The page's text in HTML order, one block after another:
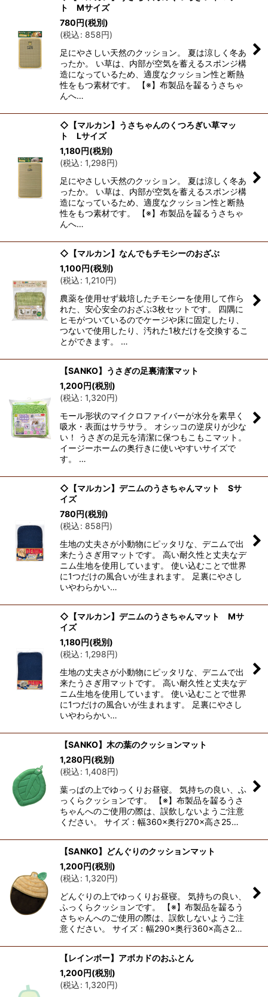
ト Mサイズ
780円(税別)
(税込: 858円)
足にやさしい天然のクッション。 夏は涼しく冬あ
ったか。 い草は、内部が空気を蓄えるスポンジ構
造になっているため、適度なクッション性と断熱
性をもつ素材です。 【※】布製品を齧るうさちゃ
んへ…
◇【マルカン】うさちゃんのくつろぎい草マッ
ト Lサイズ
1,180円(税別)
(税込: 1,298円)
足にやさしい天然のクッション。 夏は涼しく冬あ
ったか。 い草は、内部が空気を蓄えるスポンジ構
造になっているため、適度なクッション性と断熱
性をもつ素材です。 【※】布製品を齧るうさちゃ
んへ…
◇【マルカン】なんでもチモシーのおざぶ
1,100円(税別)
(税込: 1,210円)
農薬を使用せず栽培したチモシーを使用して作ら
れた、安心安全のおざぶ3枚セットです。 四隅に
ヒモがついているのでケージや床に固定したり、
つないで使用したり、汚れた1枚だけを交換するこ
とができます。 …
【SANKO】うさぎの足裏清潔マット
1,200円(税別)
(税込: 1,320円)
モール形状のマイクロファイバーが水分を素早く
吸水・表面はサラサラ。 オシッコの逆戻りが少な
い！ うさぎの足元を清潔に保つもこもこマット。
イージーホームの奥行きに使いやすいサイズで
す。 …
◇【マルカン】デニムのうさちゃんマット Sサ
イズ
780円(税別)
(税込: 858円)
生地の丈夫さが小動物にピッタリな、デニムで出
来たうさぎ用マットです。 高い耐久性と丈夫なデ
ニム生地を使用しています。 使い込むことで世界
に1つだけの風合いが生まれます。 足裏にやさし
いやわらかい…
◇【マルカン】デニムのうさちゃんマット Mサ
イズ
1,180円(税別)
(税込: 1,298円)
生地の丈夫さが小動物にピッタリな、デニムで出
来たうさぎ用マットです。 高い耐久性と丈夫なデ
ニム生地を使用しています。 使い込むことで世界
に1つだけの風合いが生まれます。 足裏にやさし
いやわらかい…
【SANKO】木の葉のクッションマット
1,280円(税別)
(税込: 1,408円)
葉っぱの上でゆっくりお昼寝。 気持ちの良い、ふ
っくらクッションです。 【※】布製品を齧るうさ
ちゃんへのご使用の際は、誤飲しないようご注意
ください。 サイズ：幅360×奥行270×高さ25…
【SANKO】どんぐりのクッションマット
1,200円(税別)
(税込: 1,320円)
どんぐりの上でゆっくりお昼寝。 気持ちの良い、
ふっくらクッションです。 【※】布製品を齧るう
さちゃんへのご使用の際は、誤飲しないようご注
意ください。 サイズ：幅290×奥行360×高さ2…
【レインボー】アボカドのおふとん
1,200円(税別)
(税込: 1,320円)